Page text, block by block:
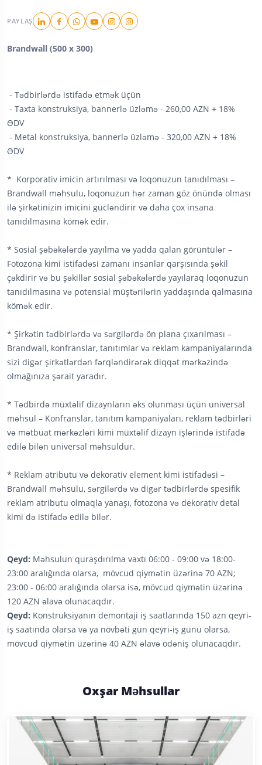
PAYLAŞ
Brandwall (500 x 300)
- Tədbirlərdə istifadə etmək üçün
- Taxta konstruksiya, bannerlə üzləmə - 260,00 AZN + 18%
ƏDV
- Metal konstruksiya, bannerlə üzləmə - 320,00 AZN + 18%
ƏDV
* Korporativ imicin artırılması və loqonuzun tanıdılması –
Brandwall məhsulu, loqonuzun hər zaman göz önündə olması
ilə şirkətinizin imicini gücləndirir və daha çox insana
tanıdılmasına kömək edir.
* Sosial şəbəkələrdə yayılma və yadda qalan görüntülər –
Fotozona kimi istifadəsi zamanı insanlar qarşısında şəkil
çəkdirir və bu şəkillər sosial şəbəkələrdə yayılaraq loqonuzun
tanıdılmasına və potensial müştərilərin yaddaşında qalmasına
kömək edir.
* Şirkətin tədbirlərdə və sərgilərdə ön plana çıxarılması –
Brandwall, konfranslar, tanıtımlar və reklam kampaniyalarında
sizi digər şirkətlərdən fərqləndirərək diqqət mərkəzində
olmağınıza şərait yaradır.
* Tədbirdə müxtəlif dizaynların əks olunması üçün universal
məhsul – Konfranslar, tanıtım kampaniyaları, reklam tədbirləri
və mətbuat mərkəzləri kimi müxtəlif dizayn işlərində istifadə
edilə bilən universal məhsuldur.
* Reklam atributu və dekorativ element kimi istifadəsi –
Brandwall məhsulu, sərgilərdə və digər tədbirlərdə spesifik
reklam atributu olmaqla yanaşı, fotozona və dekorativ detal
kimi də istifadə edilə bilər.
Qeyd: Məhsulun quraşdırılma vaxtı 06:00 - 09:00 və 18:00-
23:00 aralığında olarsa, mövcud qiymətin üzərinə 70 AZN;
23:00 - 06:00 aralığında olarsa isə, mövcud qiymətin üzərinə
120 AZN əlavə olunacaqdır.
Qeyd: Konstruksiyanın demontaji iş saatlarında 150 azn qeyri-
iş saatında olarsa və ya növbəti gün qeyri-iş günü olarsa,
mövcud qiymətin üzərinə 40 AZN əlavə ödəniş olunacaqdır.
Oxşar Məhsullar